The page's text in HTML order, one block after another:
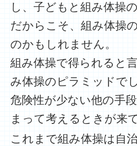
し、子どもと組み体操
だからこそ、組み体操
のかもしれません。
組み体操で得られると
み体操のピラミッドで
危険性が少ない他の手
まって考えるときが来
これまで組み体操は自